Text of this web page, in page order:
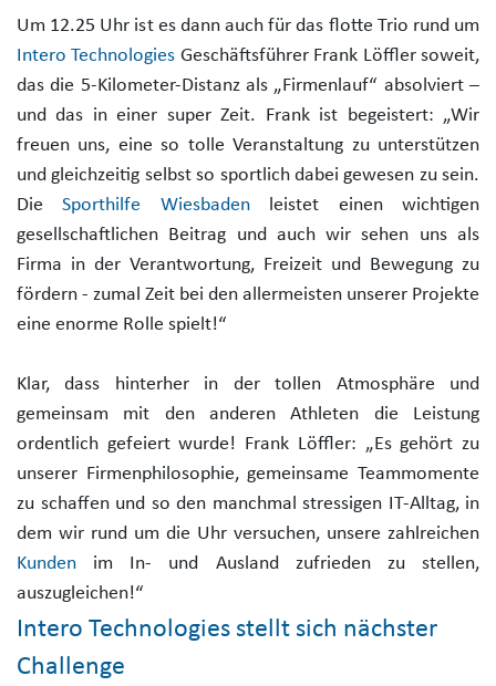
Um 12.25 Uhr ist es dann auch für das flotte Trio rund um
InteroTechnologies Geschäftsführer Frank Löffler soweit,
das die 5-Kilometer-Distanz als „Firmenlauf“ absolviert –
und das in einer super Zeit. Frank ist begeistert: „Wir
freuen uns, eine so tolle Veranstaltung zu unterstützen
und gleichzeitig selbst so sportlich dabei gewesen zu sein.
DieSporthilfe Wiesbadenleistet einen wichtigen
gesellschaftlichen Beitrag und auch wir sehen uns als
Firma in der Verantwortung, Freizeit und Bewegung zu
fördern - zumal Zeit bei den allermeisten unserer Projekte
eine enorme Rolle spielt!“
Klar, dass hinterher in der tollen Atmosphäre und
gemeinsam mit den anderen Athleten die Leistung
ordentlich gefeiert wurde! Frank Löffler: „Es gehört zu
unserer Firmenphilosophie, gemeinsame Teammomente
zu schaffen und so den manchmal stressigen IT-Alltag, in
dem wir rund um die Uhr versuchen, unsere zahlreichen
Kunden
im In- und Ausland zufrieden zu stellen,
auszugleichen!“
Intero Technologies stellt sich nächster
Challenge